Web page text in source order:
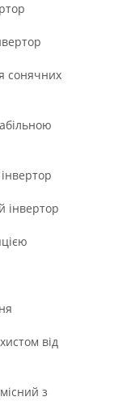
сонячних
інвертор
від
з